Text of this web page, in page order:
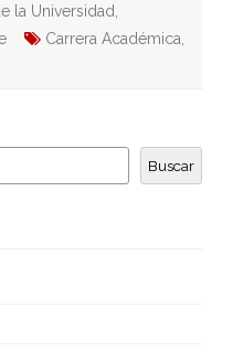
la Universidad
Carrera Académica
Buscar